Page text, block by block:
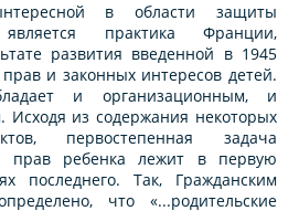
в области защиты
практика Франции,
развития введенной в 1945
и законных интересов детей.
и организационным, и
Исходя из содержания некоторых
первостепенная задача
прав ребенка лежит в первую
последнего. Так, Гражданским
что «...родительские